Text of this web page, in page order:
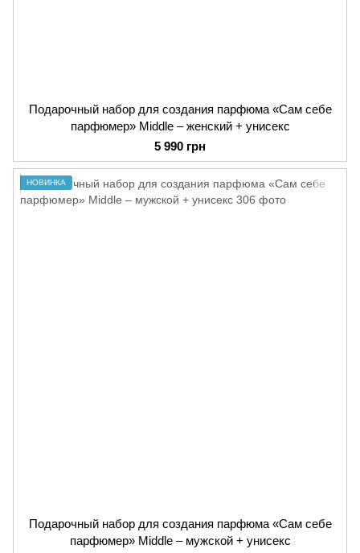
Подарочный набор для создания парфюма «Сам себе
парфюмер» Middle – женский + унисекс
5 990 грн
НОВИНКА
Подарочный набор для создания парфюма «Сам себе
парфюмер» Middle – мужской + унисекс